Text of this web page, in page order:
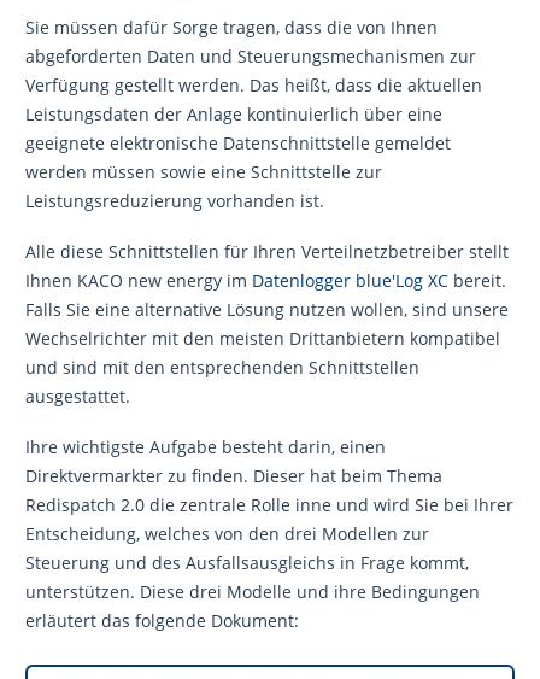
Sie müssen dafür Sorge tragen, dass die von Ihnen
abgeforderten Daten und Steuerungsmechanismen zur
Verfügung gestellt werden. Das heißt, dass die aktuellen
Leistungsdaten der Anlage kontinuierlich über eine
geeignete elektronische Datenschnittstelle gemeldet
werden müssen sowie eine Schnittstelle zur
Leistungsreduzierung vorhanden ist.
Alle diese Schnittstellen für Ihren Verteilnetzbetreiber stellt
Ihnen KACO new energy im Datenlogger blue'Log XC bereit.
Falls Sie eine alternative Lösung nutzen wollen, sind unsere
Wechselrichter mit den meisten Drittanbietern kompatibel
und sind mit den entsprechenden Schnittstellen
ausgestattet.
Ihre wichtigste Aufgabe besteht darin, einen
Direktvermarkter zu finden. Dieser hat beim Thema
Redispatch 2.0 die zentrale Rolle inne und wird Sie bei Ihrer
Entscheidung, welches von den drei Modellen zur
Steuerung und des Ausfallsausgleichs in Frage kommt,
unterstützen. Diese drei Modelle und ihre Bedingungen
erläutert das folgende Dokument: